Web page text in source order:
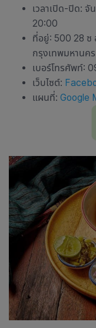
เวลาเปิด-ปิด: จั
20:00
ที่อยู่: 500 28 ซ
กรุงเทพมหานค
เบอร์โทรศัพท์:
เว็บไซต์:
แผนที่: Google